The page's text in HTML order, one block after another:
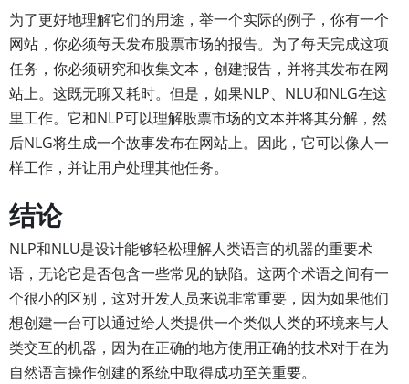
为了更好地理解它们的用途，举一个实际的例子，你有一个
网站，你必须每天发布股票市场的报告。为了每天完成这项
任务，你必须研究和收集文本，创建报告，并将其发布在网
站上。这既无聊又耗时。但是，如果NLP、NLU和NLG在这
里工作。它和NLP可以理解股票市场的文本并将其分解，然
后NLG将生成一个故事发布在网站上。因此，它可以像人一
样工作，并让用户处理其他任务。
结论
NLP和NLU是设计能够轻松理解人类语言的机器的重要术
语，无论它是否包含一些常见的缺陷。这两个术语之间有一
个很小的区别，这对开发人员来说非常重要，因为如果他们
想创建一台可以通过给人类提供一个类似人类的环境来与人
类交互的机器，因为在正确的地方使用正确的技术对于在为
自然语言操作创建的系统中取得成功至关重要。